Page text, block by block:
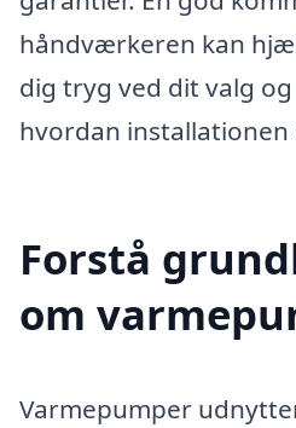
håndværkeren kan
dig tryg ved dit valg
hvordan installationen
Forstå
om
Varmepumper